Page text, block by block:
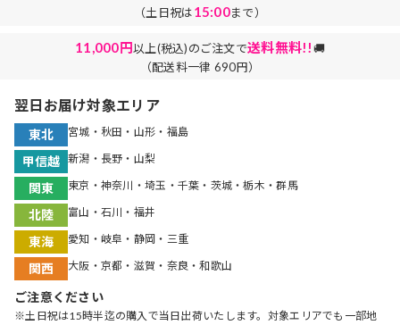
（土日祝は15:00まで）
11,000円以上(税込)のご注文で送料無料!!🚚
（配送料一律 690円）
翌日お届け対象エリア
東北 宮城・秋田・山形・福島
甲信越 新潟・長野・山梨
関東 東京・神奈川・埼玉・千葉・茨城・栃木・群馬
北陸 富山・石川・福井
東海 愛知・岐阜・静岡・三重
関西 大阪・京都・滋賀・奈良・和歌山
ご注意ください
※土日祝は15時半迄の購入で当日出荷いたします。対象エリアでも一部地